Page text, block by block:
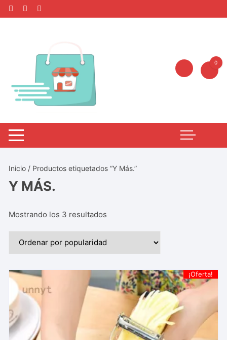
0
Inicio / Productos etiquetados “Y Más.”
Y MÁS.
Mostrando los 3 resultados
¡Oferta!